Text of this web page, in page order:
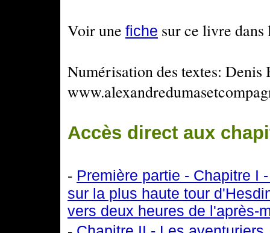
Voir une fiche sur ce livre
Numérisation des textes:
Accès direct aux
- Première partie - Chapitre I
sur la plus haute tour
vers deux heures de l'après-